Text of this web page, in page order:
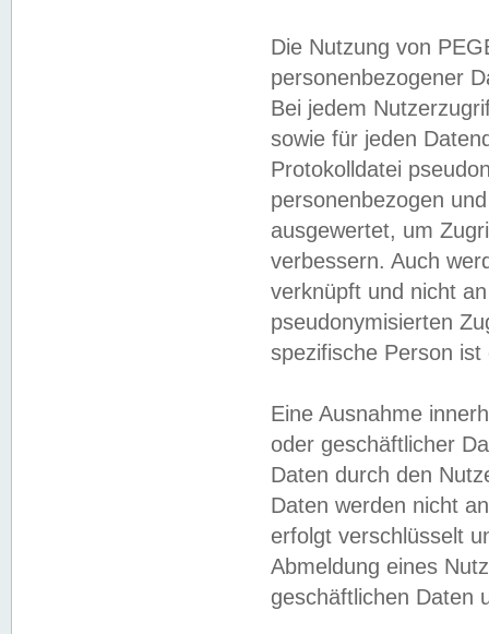
Die Nutzung von
personenbezogener
Bei jedem
sowie für jeden
Protokolldatei
personenbezogen
ausgewertet, um
verbessern. Auch
verknüpft und nicht
pseudonymisierten
spezifische Person
Eine Ausnahme
oder geschäftlicher
Daten durch den
Daten werden nicht
erfolgt verschlüsselt
Abmeldung eines
geschäftlichen Daten